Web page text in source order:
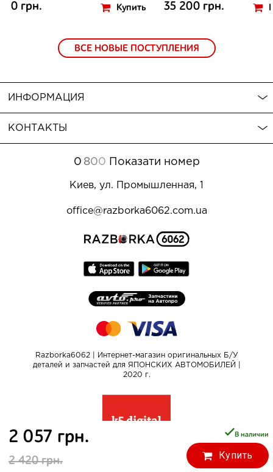
2 420 грн.
2 057 грн. В наличии
Купить
0 грн. Купить 35 200 грн.
ВСЕ НОВЫЕ ПОСТУПЛЕНИЯ
ИНФОРМАЦИЯ
КОНТАКТЫ
0 800 Показати номер
Киев, ул. Промышленная, 1
office@razborka6062.com.ua
Razborka6062 | Интернет-магазин оригинальных Б/У
деталей и запчастей для ЯПОНСКИХ АВТОМОБИЛЕЙ |
2020 г.